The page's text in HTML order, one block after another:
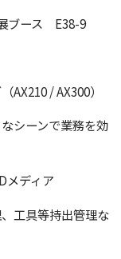
ブース E38-9
/ AX300）
シーンで業務を効
メディア
工具等持出管理な